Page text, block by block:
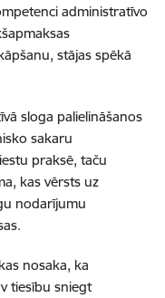
administratīvo
stājas spēkā
sloga palielināšanos
sakaru
praksē, taču
kas vērsts uz
nodarījumu
nosaka, ka
tiesību sniegt